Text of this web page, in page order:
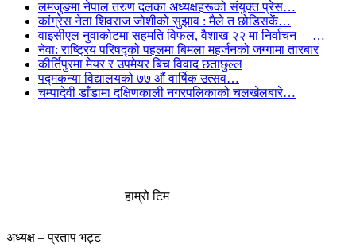
लमजुङमा नेपाल तरुण दलका अध्यक्षहरूको संयुक्त प्रेस…
कांग्रेस नेता शिवराज जोशीको सुझाव : मैले त छोडिसकें…
वाइसीएल नुवाकोटमा सहमति विफल, वैशाख २२ मा निर्वाचन —…
नेवा: राष्ट्रिय परिषद्को पहलमा बिमला महर्जनको जग्गामा तारबार
कीर्तिपुरमा मेयर र उपमेयर बिच विवाद छताछुल्ल
पद्मकन्या विद्यालयको ७७ औं ‌‌वार्षिक ‌उत्सव…
चम्पादेवी डाँडामा दक्षिणकाली नगरपलिकाको चलखेलबारे…
हाम्रो टिम
अध्यक्ष – प्रताप भट्ट